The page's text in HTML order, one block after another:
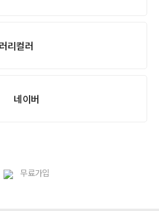
리컬러
네이버
무료가입